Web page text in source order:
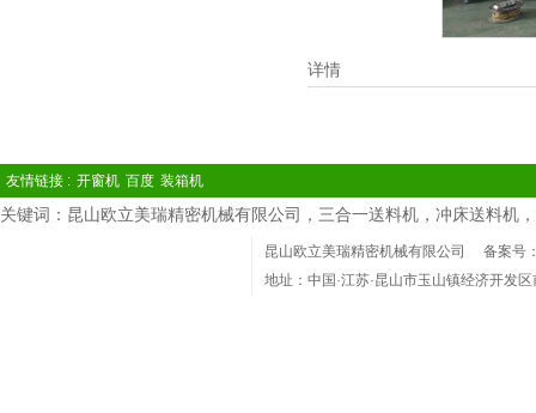
详情
友情链接 : 开窗机 百度 装箱机
关键词：昆山欧立美瑞精密机械有限公司，三合一送料机，冲床送料机
昆山欧立美瑞精密机械有限公司 备案号
地址：中国·江苏·昆山市玉山镇经济开发